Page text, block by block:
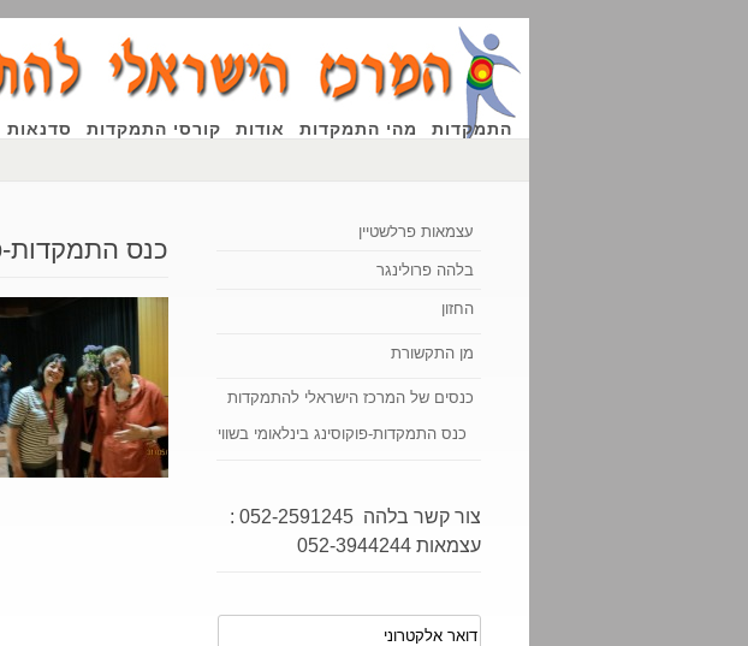
התמקדות מהי התמקדות אודות קורסי התמקדות סדנאות
כנס התמקדות-
עצמאות פרלשטיין
בלהה פרולינגר
החזון
מן התקשורת
כנסים של המרכז הישראלי להתמקדות
כנס התמקדות-פוקוסינג בינלאומי בשוויץ
צור קשר בלהה 052-2591245 :
עצמאות 052-3944244